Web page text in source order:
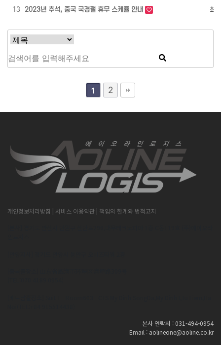
13 2023년 추석, 중국 국경절 휴무 스케쥴 안내 최
1 2
개인정보처리방침 | 서비스 이용약관 | 책임의 한계와 법적고지
본사 연락처 : 031-494-0954
Email : aolineone@aoline.co.kr